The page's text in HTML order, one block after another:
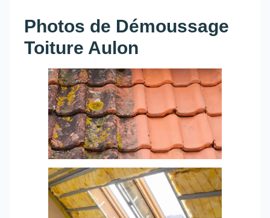
Photos de Démoussage
Toiture Aulon